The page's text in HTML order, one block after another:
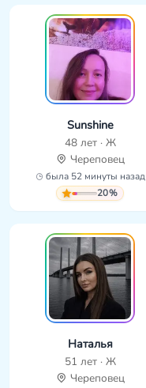
Sunshine
48 лет · Ж
Череповец
была 52 минуты назад
20%
Наталья
51 лет · Ж
Череповец